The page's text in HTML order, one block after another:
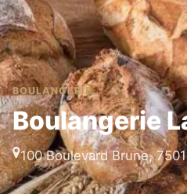
BOULANGERIE
Boulangerie
100 Boulevard Brune,